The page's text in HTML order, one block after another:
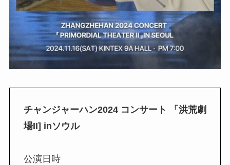
チャンジャーハン2024 コンサート 「洪荒劇
場II] inソウル
公演日時